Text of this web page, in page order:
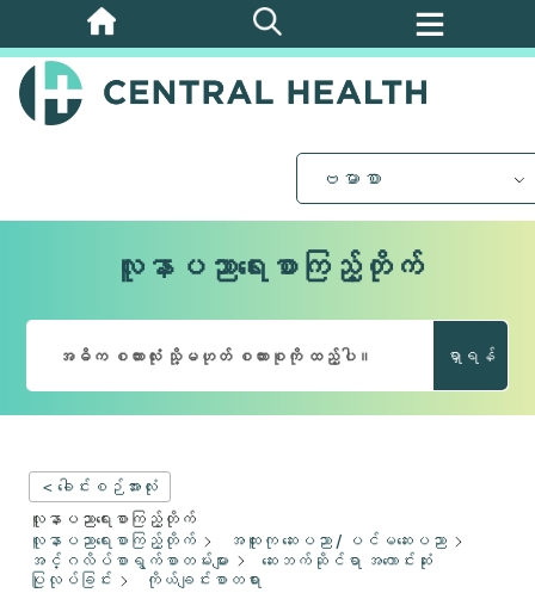
အဓိက
အကြောင်းအရာ
သို့
ဗမာစာ
လူနာပညာရေးစာကြည့်တိုက်
ရှာရန်
< ခေါင်းစဉ်အားလုံး
လူနာပညာရေးစာကြည့်တိုက်
လူနာပညာရေးစာကြည့်တိုက်
အထူးကု ဆေးပညာ / ပင်မဆေးပညာ
အင်္ဂလိပ်စာရွက်စာတမ်းများ
ဆေးဘက်ဆိုင်ရာ အကောင်းဆုံး
ပြုလုပ်ခြင်း
ကိုယ်ချင်းစာတရား